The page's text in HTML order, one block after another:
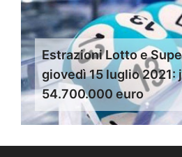
Estrazioni Lotto e
giovedì 15 luglio 2021:
54.700.000 euro